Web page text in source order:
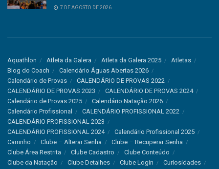
7 DE AGOSTO DE 2026
Aquathlon Atleta da Galera Atleta da Galera 2025
Atletas
Blog do Coach
Calendário Águas Abertas 2026
Calendário de Provas
CALENDÁRIO DE PROVAS 2022
CALENDÁRIO DE PROVAS 2023
CALENDÁRIO DE PROVAS 2024
Calendário de Provas 2025
Calendário Natação 2026
Calendário Profissional
CALENDÁRIO PROFISSIONAL 2022
CALENDÁRIO PROFISSIONAL 2023
CALENDÁRIO PROFISSIONAL 2024
Calendário Profissional 2025
Carrinho
Clube – Alterar Senha
Clube – Recuperar Senha
Clube Área Restrita
Clube Cadastro
Clube Conteúdo
Clube da Natação
Clube Detalhes Clube Login
Curiosidades